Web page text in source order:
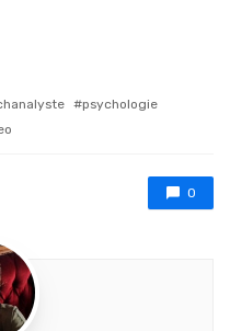
psychologie
0